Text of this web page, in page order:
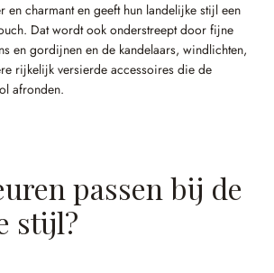
en charmant en geeft hun landelijke stijl een
Dat wordt ook onderstreept door fijne
en gordijnen en de kandelaars, windlichten,
rijkelijk versierde accessoires die de
afronden.
passen bij de
stijl?